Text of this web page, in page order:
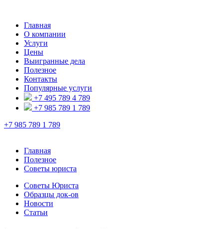
Главная
О компании
Услуги
Цены
Выигранные дела
Полезное
Контакты
Популярные услуги
+7 495 789 4 789
+7 985 789 1 789
+7 985 789 1 789
Главная
Полезное
Советы юриста
Советы Юриста
Образцы док-ов
Новости
Статьи